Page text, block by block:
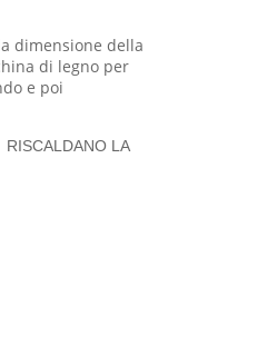
dimensione della
di legno per
e poi
RISCALDANO LA